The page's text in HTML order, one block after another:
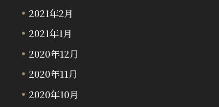
2021年2月
2021年1月
2020年12月
2020年11月
2020年10月